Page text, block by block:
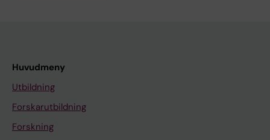
Huvudmeny
Utbildning
Forskarutbildning
Forskning